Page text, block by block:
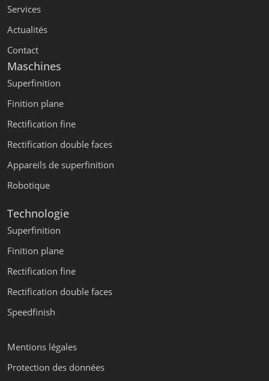
Services
Actualités
Contact
Maschines
Superfinition
Finition plane
Rectification fine
Rectification double faces
Appareils de superfinition
Robotique
Technologie
Superfinition
Finition plane
Rectification fine
Rectification double faces
Speedfinish
Mentions légales
Protection des données